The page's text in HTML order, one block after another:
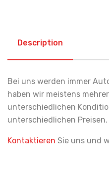
Description
Bei uns werden immer
haben wir meistens
unterschiedlichen
unterschiedlichen Preisen.
Kontaktieren Sie uns und